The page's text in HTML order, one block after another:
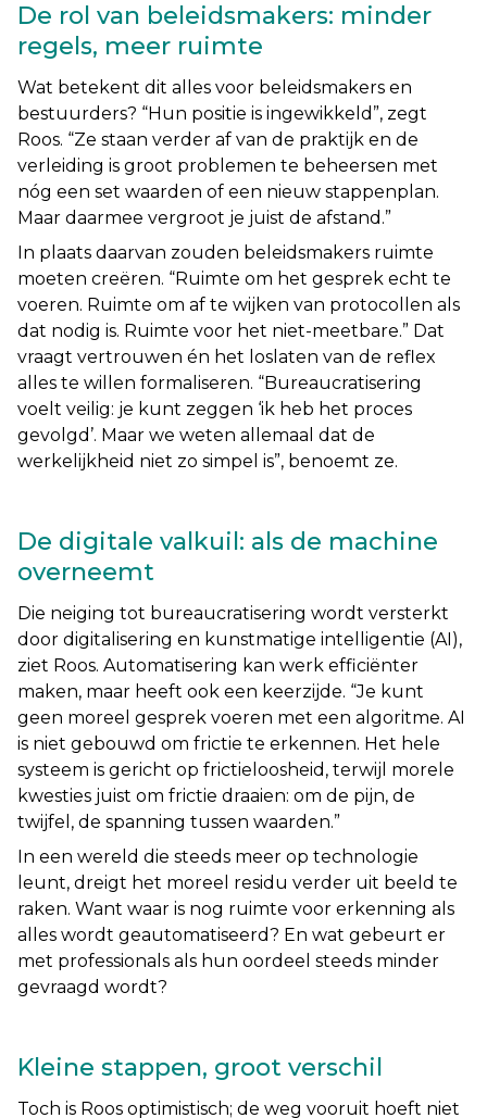
De rol van beleidsmakers: minder
regels, meer ruimte
Wat betekent dit alles voor beleidsmakers en
bestuurders? “Hun positie is ingewikkeld ”, zegt
Roos. “Ze staan verder af van de praktijk en de
verleiding is groot problemen te beheersen met
nóg een set waarden of een nieuw stappenplan.
Maar daarmee vergroot je juist de afstand .”
In plaats daarvan zouden beleidsmakers ruimte
moeten creëren. “Ruimte om het gesprek echt te
voeren. Ruimte om af te wijken van protocollen als
dat nodig is. Ruimte voor het niet-meetbare.” Dat
vraagt vertrouwen én het loslaten van de reflex
alles te willen formaliseren. “Bureaucratisering
voelt veilig: je kunt zeggen ‘ik heb het proces
gevolgd’. Maar we weten allemaal dat de
werkelijkheid niet zo simpel is”, benoemt ze.
De digitale valkuil: als de machine
overneemt
Die neiging tot bureaucratisering wordt versterkt
door digitalisering en kunstmatige intelligentie (AI),
ziet Roos. Automatisering kan werk efficiënter
maken, maar heeft ook een keerzijde. “Je kunt
geen moreel gesprek voeren met een algoritme. AI
is niet gebouwd om frictie te erkennen. Het hele
systeem is gericht op frictieloosheid, terwijl morele
kwesties juist om frictie draaien: om de pijn, de
twijfel, de spanning tussen waarden.”
In een wereld die steeds meer op technologie
leunt, dreigt het moreel residu verder uit beeld te
raken. Want waar is nog ruimte voor erkenning als
alles wordt geautomatiseerd? En wat gebeurt er
met professionals als hun oordeel steeds minder
gevraagd wordt?
Kleine stappen, groot verschil
Toch is Roos optimistisch; de weg vooruit hoeft niet